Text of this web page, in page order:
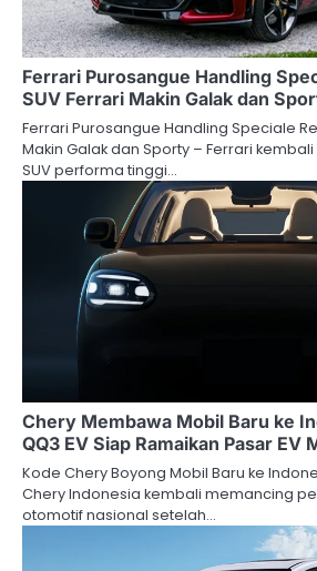
Ferrari Purosangue Handling
SUV Ferrari Makin Galak dan
Ferrari Purosangue Handling Speciale
Makin Galak dan Sporty – Ferrari
SUV performa tinggi…
Chery Membawa Mobil Baru ke
QQ3 EV Siap Ramaikan Pasar EV
Kode Chery Boyong Mobil Baru ke
Chery Indonesia kembali memancing
otomotif nasional setelah…